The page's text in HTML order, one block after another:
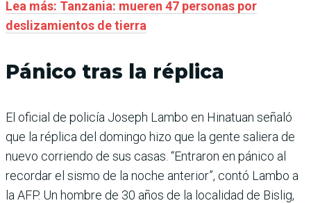
Lea más: Tanzania: mueren 47 personas por
deslizamientos de tierra
Pánico tras la réplica
El oficial de policía Joseph Lambo en Hinatuan señaló
que la réplica del domingo hizo que la gente saliera de
nuevo corriendo de sus casas. “Entraron en pánico al
recordar el sismo de la noche anterior”, contó Lambo a
la AFP. Un hombre de 30 años de la localidad de Bislig,